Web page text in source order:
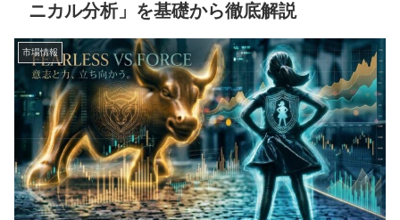
ニカル分析」を基礎から徹底解説
市場情報